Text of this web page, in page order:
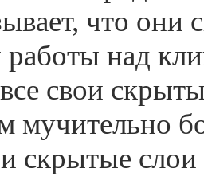
что
над
свои
мучительно
скрытые